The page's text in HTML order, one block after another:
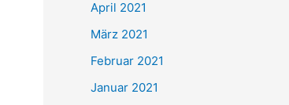
April 2021
März 2021
Februar 2021
Januar 2021